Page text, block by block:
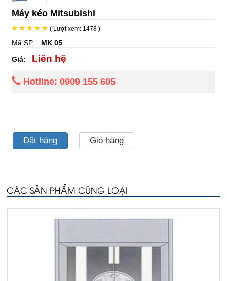
Máy kéo Mitsubishi
( Lượt xem: 1478 )
Mã SP: MK 05
Giá: Liên hệ
Hotline: 0909 155 605
Đặt hàng Giỏ hàng
CÁC SẢN PHẨM CÙNG LOẠI